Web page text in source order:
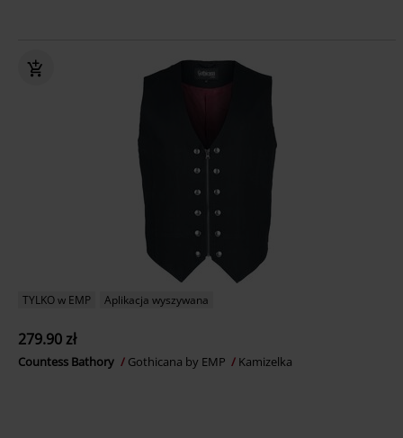
TYLKO w EMP Aplikacja wyszywana
279.90 zł
Countess Bathory Gothicana by EMP Kamizelka